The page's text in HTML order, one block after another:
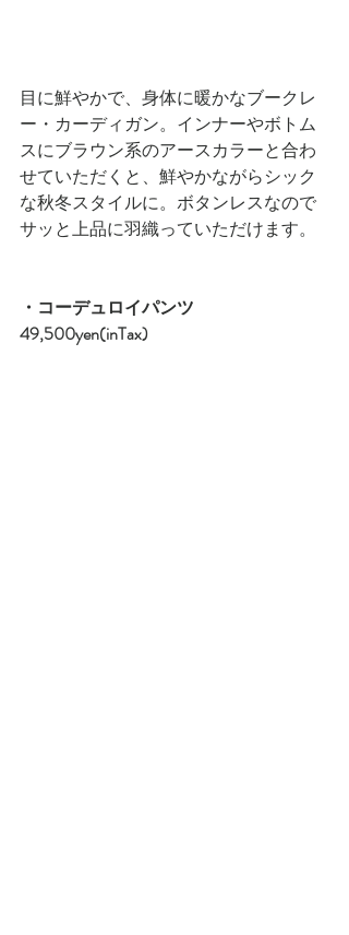
目に鮮やかで、身体に暖かなブークレ
ー・カーディガン。インナーやボトム
スにブラウン系のアースカラーと合わ
せていただくと、鮮やかながらシック
な秋冬スタイルに。ボタンレスなので
サッと上品に羽織っていただけます。
・コーデュロイパンツ
49,500yen(inTax)